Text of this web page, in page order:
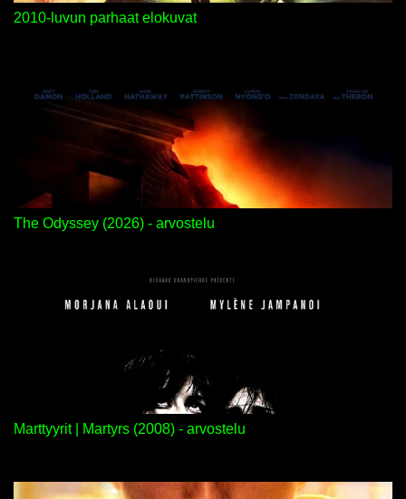
2010-luvun parhaat elokuvat
The Odyssey (2026) - arvostelu
Marttyyrit | Martyrs (2008) - arvostelu